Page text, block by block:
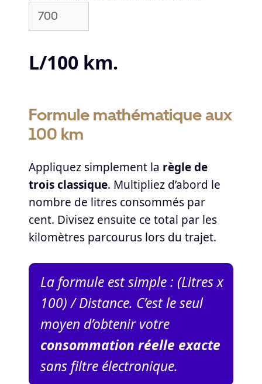
L/100 km.
Formule mathématique aux
100 km
Appliquez simplement la règle de
trois classique. Multipliez d’abord le
nombre de litres consommés par
cent. Divisez ensuite ce total par les
kilomètres parcourus lors du trajet.
La formule est simple : (Litres x
100) / Distance. C’est le seul
moyen d’obtenir votre
consommation réelle exacte
sans filtre électronique.